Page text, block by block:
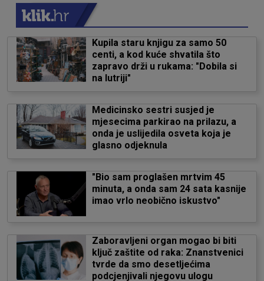
Kupila staru knjigu za samo 50
centi, a kod kuće shvatila što
zapravo drži u rukama: "Dobila si
na lutriji"
Medicinsko sestri susjed je
mjesecima parkirao na prilazu, a
onda je uslijedila osveta koja je
glasno odjeknula
"Bio sam proglašen mrtvim 45
minuta, a onda sam 24 sata kasnije
imao vrlo neobično iskustvo"
Zaboravljeni organ mogao bi biti
ključ zaštite od raka: Znanstvenici
tvrde da smo desetljećima
podcjenjivali njegovu ulogu